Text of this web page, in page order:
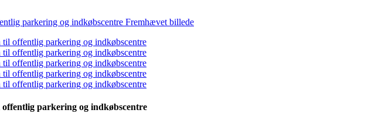
parkering og indkøbscentre